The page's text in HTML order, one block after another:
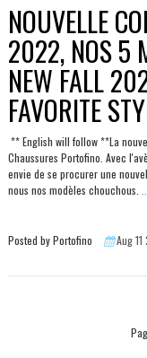
NOUVELLE
2022, NOS 5
NEW FALL
FAVORITE
** English will follow **La
Chaussures Portofino. Avec
envie de se procurer une
nous nos modèles chouchous.
Posted by Portofino Aug